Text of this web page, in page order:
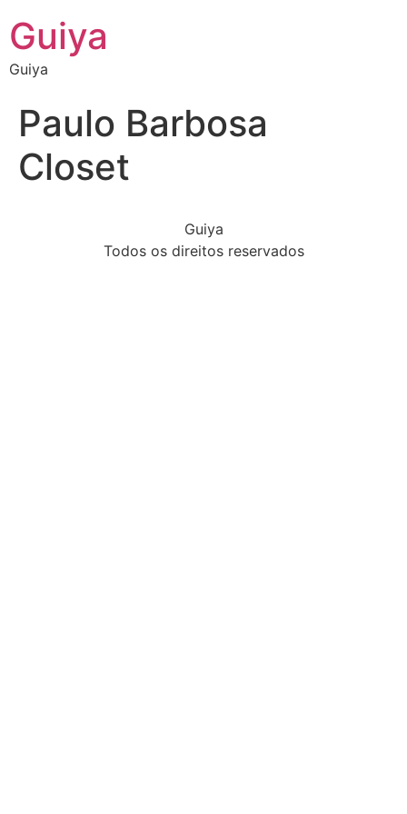
Guiya
Guiya
Paulo Barbosa
Closet
Guiya
Todos os direitos reservados